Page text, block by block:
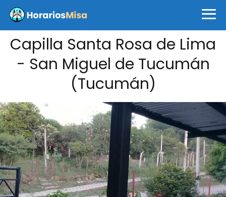
Capilla Santa Rosa de Lima
- San Miguel de Tucumán
(Tucumán)